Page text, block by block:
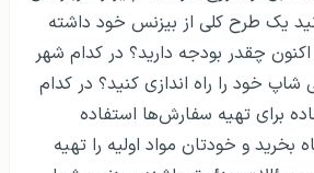
یک طرح کلی از بیزنس خود داشته
اکنون چقدر بودجه دارید؟ در کدام شهر
شاپ خود را راه اندازی کنید؟ در کدام
برای تهیه سفارش‌ها استفاده
بخرید و خودتان مواد اولیه را تهیه